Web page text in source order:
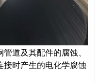
道及其配件的腐蚀、
接时产生的电化学腐蚀